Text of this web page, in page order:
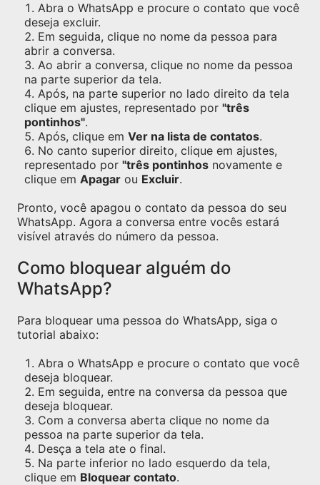
Abra o WhatsApp e procure o contato que você
deseja excluir.
Em seguida, clique no nome da pessoa para
abrir a conversa.
Ao abrir a conversa, clique no nome da pessoa
na parte superior da tela.
Após, na parte superior no lado direito da tela
clique em ajustes, representado por "três
pontinhos".
Após, clique em Ver na lista de contatos.
No canto superior direito, clique em ajustes,
representado por "três pontinhos novamente e
clique em Apagar ou Excluir.
Pronto, você apagou o contato da pessoa do seu
WhatsApp. Agora a conversa entre vocês estará
visível através do número da pessoa.
Como bloquear alguém do
WhatsApp?
Para bloquear uma pessoa do WhatsApp, siga o
tutorial abaixo:
Abra o WhatsApp e procure o contato que você
deseja bloquear.
Em seguida, entre na conversa da pessoa que
deseja bloquear.
Com a conversa aberta clique no nome da
pessoa na parte superior da tela.
Desça a tela ate o final.
Na parte inferior no lado esquerdo da tela,
clique em Bloquear contato.